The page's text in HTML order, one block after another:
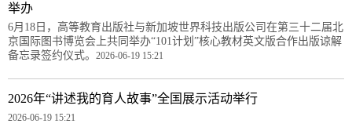
举办
6月18日，高等教育出版社与新加坡世界科技出版公司在第三十二届北
京国际图书博览会上共同举办“101计划”核心教材英文版合作出版谅解
备忘录签约仪式。 2026-06-19 15:21
2026年“讲述我的育人故事”全国展示活动举行
2026-06-19 15:21